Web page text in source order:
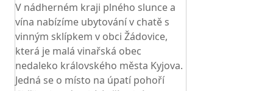
V nádherném kraji plného slunce a
vína nabízíme ubytování v chatě s
vinným sklípkem v obci Žádovice,
která je malá vinařská obec
nedaleko královského města Kyjova.
Jedná se o místo na úpatí pohoří